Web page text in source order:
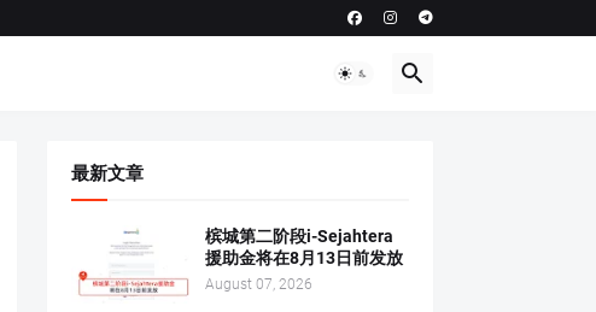
最新文章
槟城第二阶段i-Sejahtera
援助金将在8月13日前发放
August 07, 2026